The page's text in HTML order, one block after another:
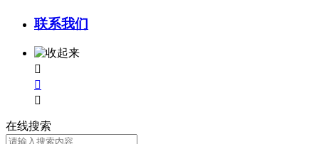
联系我们



在线搜索